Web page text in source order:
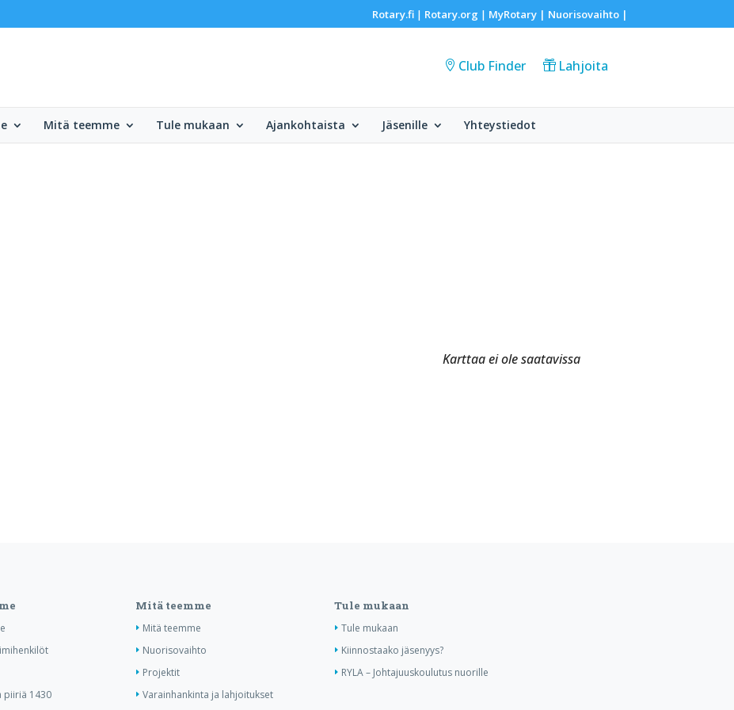
Rotary.fi| Rotary.org | MyRotary | Nuorisovaihto|
Club Finder Lahjoita
Mitä teemme Tule mukaan Ajankohtaista Jäsenille Yhteystiedot
Karttaa ei ole saatavissa
piiriä 1430
Mitä teemme
Mitä teemme
Nuorisovaihto
Projektit
Varainhankinta ja lahjoitukset
Tule mukaan
Tule mukaan
Kiinnostaako jäsenyys?
RYLA – Johtajuuskoulutus nuorille